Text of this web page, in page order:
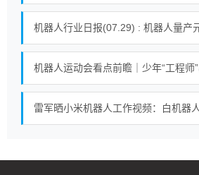
机器人行业日报(07.29) : 机器人量产